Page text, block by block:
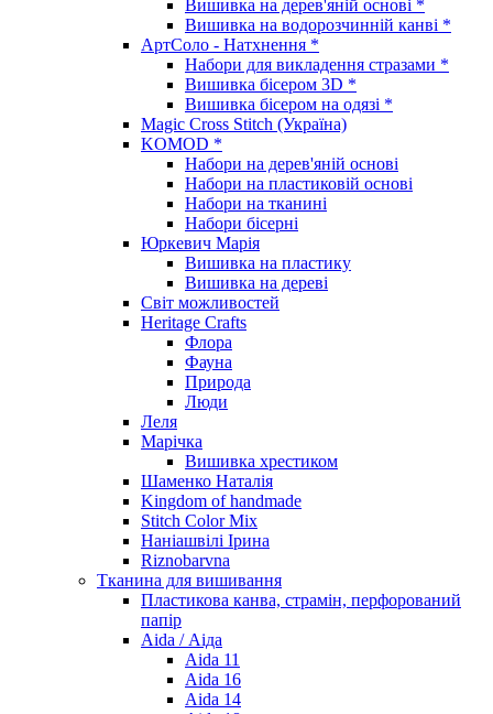
Вишивка на дерев'яній основі *
Вишивка на водорозчинній канві *
АртСоло - Натхнення *
Набори для викладення стразами *
Вишивка бісером 3D *
Вишивка бісером на одязі *
Magic Cross Stitch (Україна)
KOMOD *
Набори на дерев'яній основі
Набори на пластиковій основі
Набори на тканині
Набори бісерні
Юркевич Марія
Вишивка на пластику
Вишивка на дереві
Світ можливостей
Heritage Crafts
Флора
Фауна
Природа
Люди
Леля
Марічка
Вишивка хрестиком
Шаменко Наталія
Kingdom of handmade
Stitch Color Mix
Наніашвілі Ірина
Riznobarvna
Тканина для вишивання
Пластикова канва, страмін, перфорований
папір
Aida / Аіда
Aida 11
Aida 16
Aida 14